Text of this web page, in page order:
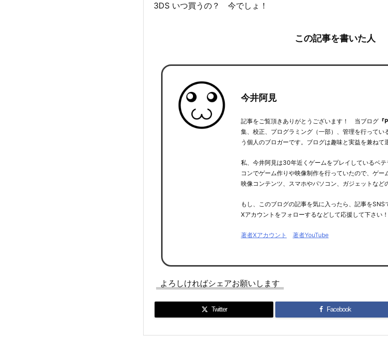
3DS いつ買うの？ 今でしょ！
この記事を書いた人
今井阿見
記事をご覧頂きありがとうございます！ 当ブログ『
集、校正、プログラミング（一部）、管理を行ってい
う個人のブロガーです。ブログは趣味と実益を兼ねて
私、今井阿見は30年近くゲームをプレイしているベ
コンでゲーム作りや映像制作を行っていたので、ゲ
映像コンテンツ、スマホやパソコン、ガジェットなど
もし、このブログの記事を気に入ったら、記事をSNS
Xアカウントをフォローするなどして応援して下さい
著者Xアカウント 著者YouTube
よろしければシェアお願いします
Twitter Facebook